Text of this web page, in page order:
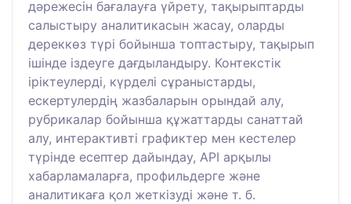
дәрежесін бағалауға үйрету, тақырыптарды
салыстыру аналитикасын жасау, оларды
дереккөз түрі бойынша топтастыру, тақырып
ішінде іздеуге дағдыландыру. Контекстік
іріктеулерді, күрделі сұраныстарды,
ескертулердің жазбаларын орындай алу,
рубрикалар бойынша құжаттарды санаттай
алу, интерактивті графиктер мен кестелер
түрінде есептер дайындау, API арқылы
хабарламаларға, профильдерге және
аналитикаға қол жеткізуді және т. б.